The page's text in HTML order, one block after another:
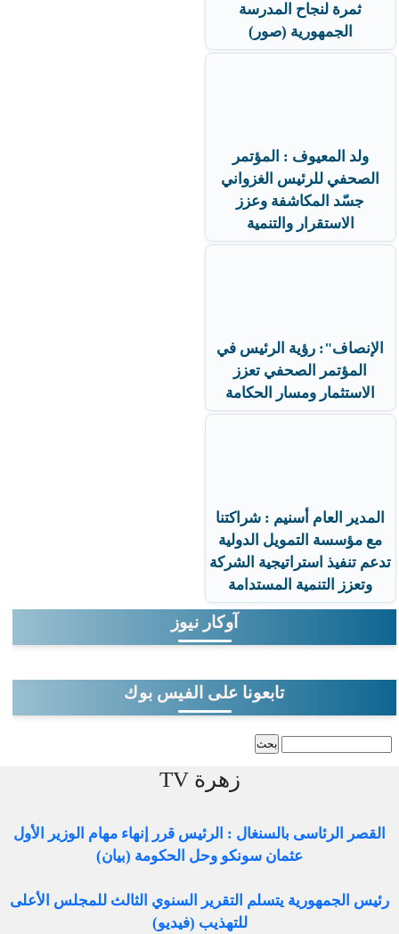
ثمرة لنجاح المدرسة
الجمهورية (صور)
ولد المعيوف : المؤتمر
الصحفي للرئيس الغزواني
جسّد المكاشفة وعزز
الاستقرار والتنمية
الإنصاف": رؤية الرئيس في
المؤتمر الصحفي تعزز
الاستثمار ومسار الحكامة
المدير العام أسنيم : شراكتنا
مع مؤسسة التمويل الدولية
تدعم تنفيذ استراتيجية الشركة
وتعزز التنمية المستدامة
آوكار نيوز
تابعونا على الفيس بوك
استمارة البحث‏بحث ‏
زهرة TV
القصر الرئاسى بالسنغال : الرئيس قرر إنهاء مهام الوزير الأول
عثمان سونكو وحل الحكومة (بيان)
رئيس الجمهورية يتسلم التقرير السنوي الثالث للمجلس الأعلى
للتهذيب (فيديو)